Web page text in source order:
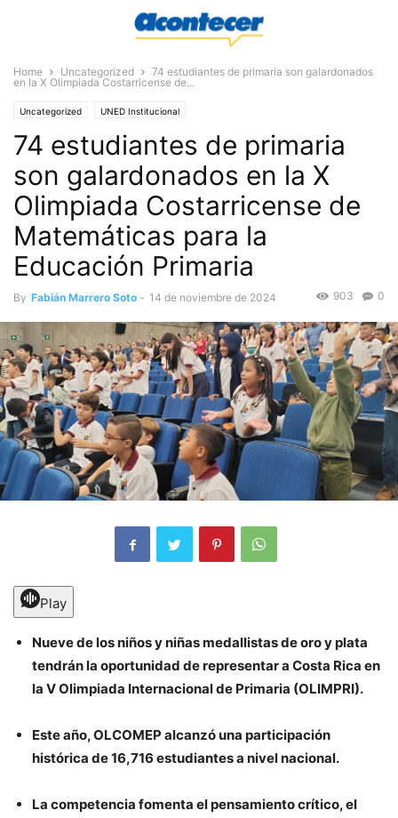
Home Uncategorized
74 estudiantes de primaria son galardonados
en la X Olimpiada Costarricense de...
Uncategorized UNED Institucional
74 estudiantes de primaria
son galardonados en la X
Olimpiada Costarricense de
Matemáticas para la
Educación Primaria
By Fabián Marrero Soto - 14 de noviembre de 2024 0
903
Play
Nueve de los niños y niñas medallistas de oro y plata
tendrán la oportunidad de representar a Costa Rica en
la V Olimpiada Internacional de Primaria (OLIMPRI).
Este año, OLCOMEP alcanzó una participación
histórica de 16,716 estudiantes a nivel nacional.
La competencia fomenta el pensamiento crítico, el